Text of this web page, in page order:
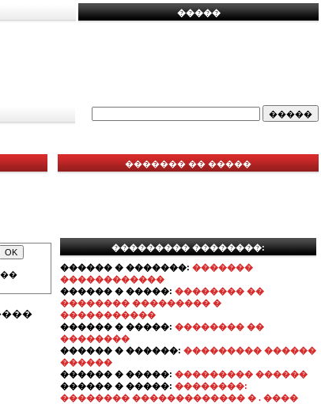
�����
������� �� �����
��������� ��������:
������ � �������: �������
������������
������ � �����: �������� ��
�������� ��������� �
�����������
������ � �����: �������� ��
��������
������ � ������: ��������� ������
������
������ � �����: ��������� ������
������ � �����: ��������:
�������� ������������� � . ����